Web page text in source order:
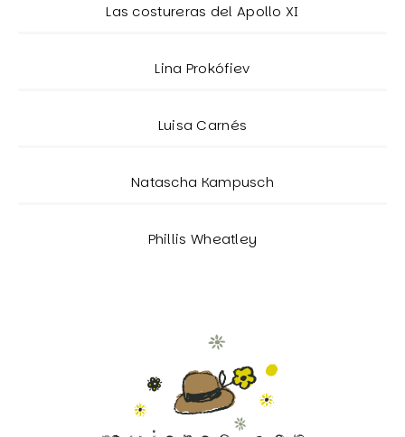
Las costureras del Apollo XI
Lina Prokófiev
Luisa Carnés
Natascha Kampusch
Phillis Wheatley